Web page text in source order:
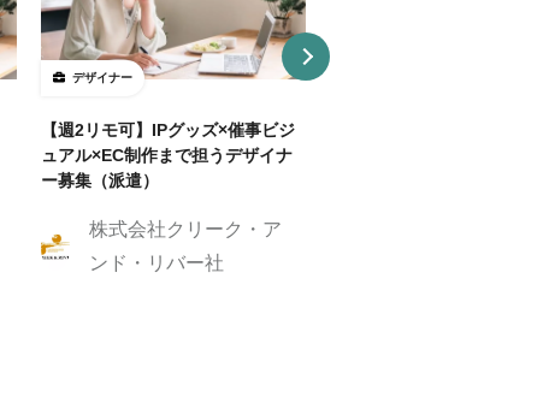
デザイナー
【週2リモ可】IPグッズ×催事ビジ
ュアル×EC制作まで担うデザイナ
ー募集（派遣）
株式会社クリーク・ア
ンド・リバー社